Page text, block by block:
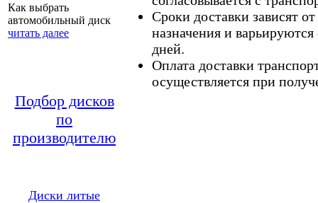
Как выбрать
автомобильный диск
читать далее
Подбор дисков
по
производителю
Диски литые
Сроки доставки зависят
назначения и
дней.
Оплата доставки
осуществляется при